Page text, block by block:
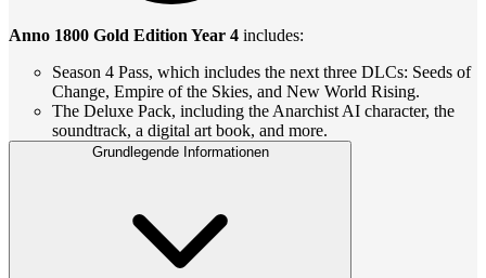
Anno 1800 Gold Edition Year 4 includes:
Season 4 Pass, which includes the next three DLCs: Seeds of
Change, Empire of the Skies, and New World Rising.
The Deluxe Pack, including the Anarchist AI character, the
soundtrack, a digital art book, and more.
Grundlegende Informationen